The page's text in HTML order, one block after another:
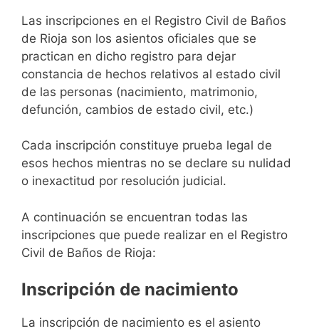
Las inscripciones en el Registro Civil de Baños
de Rioja son los asientos oficiales que se
practican en dicho registro para dejar
constancia de hechos relativos al estado civil
de las personas (nacimiento, matrimonio,
defunción, cambios de estado civil, etc.)
Cada inscripción constituye prueba legal de
esos hechos mientras no se declare su nulidad
o inexactitud por resolución judicial.
A continuación se encuentran todas las
inscripciones que puede realizar en el Registro
Civil de Baños de Rioja:
Inscripción de nacimiento
La inscripción de nacimiento es el asiento